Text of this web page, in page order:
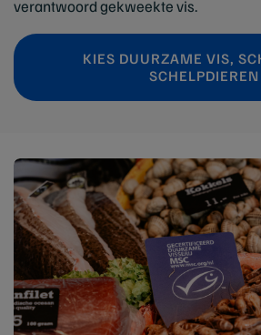
verantwoord gekweekte vis.
KIES DUURZAME VIS,
SCHELPDIEREN